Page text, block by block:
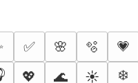
✅ 🌸 🫧 💗
💖 🌊 ☀️ ❄️